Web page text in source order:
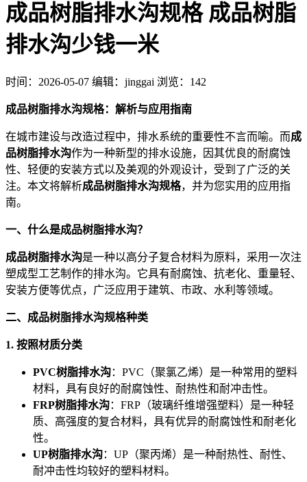
成品树脂排水沟规格 成品树脂
排水沟少钱一米
时间： 2026-05-07 编辑：jinggai 浏览：142
成品树脂排水沟规格：解析与应用指南
在城市建设与改造过程中，排水系统的重要性不言而喻。而成
品树脂排水沟作为一种新型的排水设施，因其优良的耐腐蚀
性、轻便的安装方式以及美观的外观设计，受到了广泛的关
注。本文将解析成品树脂排水沟规格，并为您实用的应用指
南。
一、什么是成品树脂排水沟？
成品树脂排水沟是一种以高分子复合材料为原料，采用一次注
塑成型工艺制作的排水沟。它具有耐腐蚀、抗老化、重量轻、
安装方便等优点，广泛应用于建筑、市政、水利等领域。
二、成品树脂排水沟规格种类
1. 按照材质分类
PVC树脂排水沟：PVC（聚氯乙烯）是一种常用的塑料
材料，具有良好的耐腐蚀性、耐热性和耐冲击性。
FRP树脂排水沟：FRP（玻璃纤维增强塑料）是一种轻
质、高强度的复合材料，具有优异的耐腐蚀性和耐老化
性。
UP树脂排水沟：UP（聚丙烯）是一种耐热性、耐性、
耐冲击性均较好的塑料材料。